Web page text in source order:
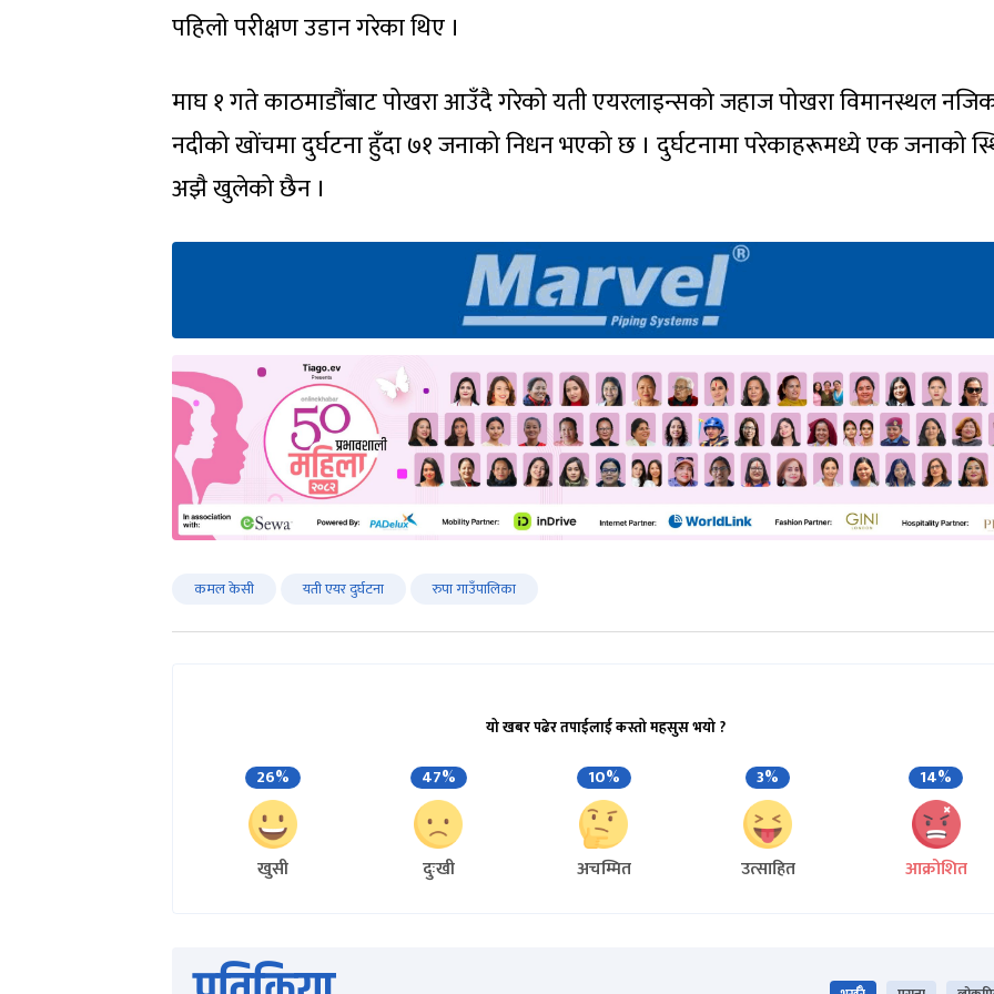
पहिलो परीक्षण उडान गरेका थिए ।
माघ १ गते काठमाडौंबाट पोखरा आउँदै गरेको यती एयरलाइन्सको जहाज पोखरा विमानस्थल
नदीको खोंचमा दुर्घटना हुँदा ७१ जनाको निधन भएको छ । दुर्घटनामा परेकाहरूमध्ये एक जनाको
अझै खुलेको छैन ।
कमल केसी यती एयर दुर्घटना रुपा गाउँपालिका
यो खबर पढेर तपाईलाई कस्तो महसुस भयो ?
26%
खुसी
47%
दुःखी
10%
अचम्मित
3%
उत्साहित
14%
आक्रोशित